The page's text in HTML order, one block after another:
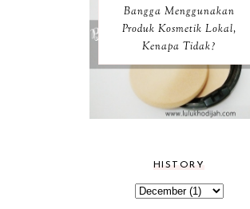
Bangga Menggunakan
Produk Kosmetik Lokal,
Kenapa Tidak?
HISTORY